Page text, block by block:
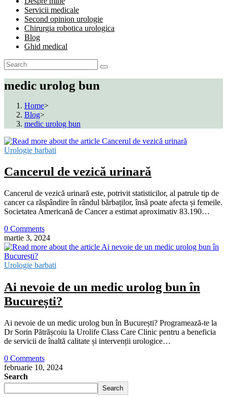
Servicii medicale
Second opinion urologie
Chirurgia robotica urologica
Blog
Ghid medical
medic urolog bun
Home>
Blog>
medic urolog bun
Urologie barbati
Cancerul de vezică urinară
Cancerul de vezică urinară este, potrivit statisticilor, al patrule tip de
cancer ca răspândire în rândul bărbaților, însă poate afecta și femeile.
Societatea Americană de Cancer a estimat aproximativ 83.190…
0 Comments
martie 3, 2024
Urologie barbati
Ai nevoie de un medic urolog bun în
București?
Ai nevoie de un medic urolog bun în București? Programează-te la
Dr Sorin Pătrășcoiu la Urolife Class Care Clinic pentru a beneficia
de servicii de înaltă calitate și intervenții urologice…
0 Comments
februarie 10, 2024
Search
Search